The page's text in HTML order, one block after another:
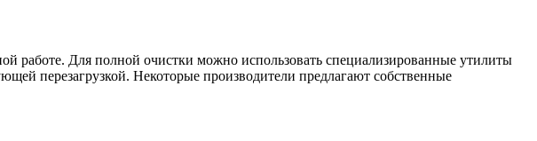
работе. Для полной очистки можно использовать специализированные утилиты
перезагрузкой. Некоторые производители предлагают собственные